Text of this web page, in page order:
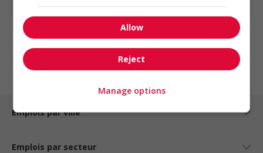
1 - 2 de 2 résultats
1
Emplois par ville
Emplois par secteur
Allow
Reject
Manage options